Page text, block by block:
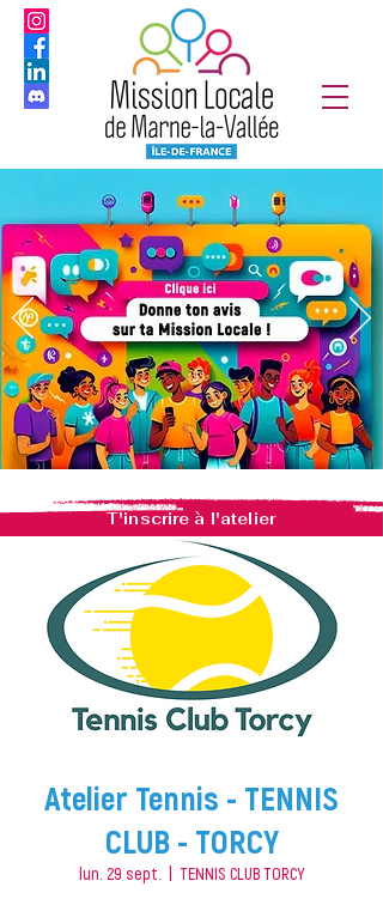
T'inscrire à l'atelier
Atelier Tennis - TENNIS
CLUB - TORCY
lun. 29 sept. TENNIS CLUB TORCY